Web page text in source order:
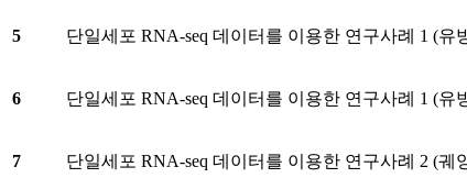
5 단일세포 RNA-seq 데이터를 이용한 연구사례 1 (
6 단일세포 RNA-seq 데이터를 이용한 연구사례 1 (
7 단일세포 RNA-seq 데이터를 이용한 연구사례 2 (